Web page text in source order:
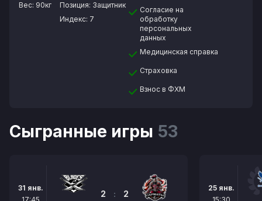
Вес: 90кг
Позиция: Защитник
Индекс: 7
Согласие на
обработку
персональных
данных
Медицинская справка
Страховка
Взнос в ФХМ
Сыгранные игры 53
31 янв.
17:45
2 : 2
25 янв.
15:30